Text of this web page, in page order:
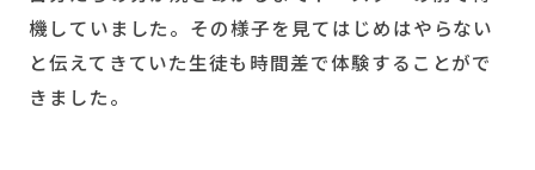
機していました。その様子を見てはじめはやらない
と伝えてきていた生徒も時間差で体験することがで
きました。